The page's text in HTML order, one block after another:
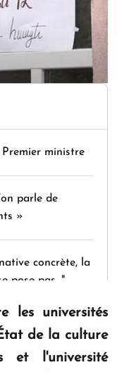
ministre
parle de
»
concrète, la
pose pas. "
et d'avenir
les universités
de la culture
et l'université